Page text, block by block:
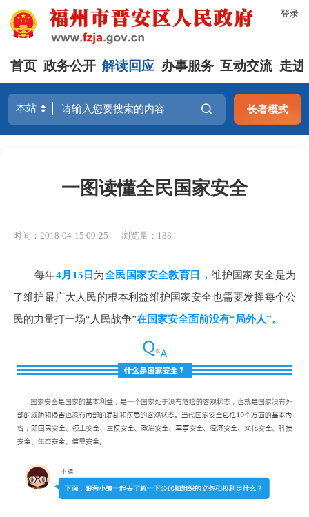
登录
首页 政务公开 解读回应 办事服务 互动交流 走进
长者模式
一图读懂全民国家安全
时间：2018-04-15 09:25 浏览量：188
每年4月15日 为全民国家安全教育日，维护国家安全是为
了维护最广大人民的根本利益维护国家安全也需要发挥每个公
民的力量打一场“人民战争”在国家安全面前没有“局外人”。